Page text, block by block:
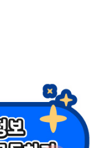
작!